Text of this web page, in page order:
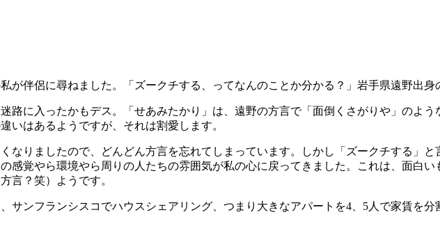
伴侶に尋ねました。「ズークチする、ってなんのことか分かる？」岩手県遠野出身
に入ったかもデス。「せあみたかり」は、遠野の方言で「面倒くさがりや」のよう
いはあるようですが、それは割愛します。
りましたので、どんどん方言を忘れてしまっています。しかし「ズークチする」と
感覚やら環境やら周りの人たちの雰囲気が私の心に戻ってきました。これは、面白
言？笑）ようです。
ンフランシスコでハウスシェアリング、つまり大きなアパートを4、5人で家賃を分